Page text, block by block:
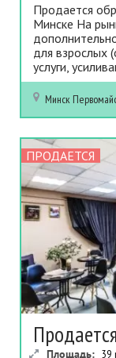
Продается
Минске На
для взрослых
услуги,
Минск
ПРОДАЕТСЯ
Площадь: 39